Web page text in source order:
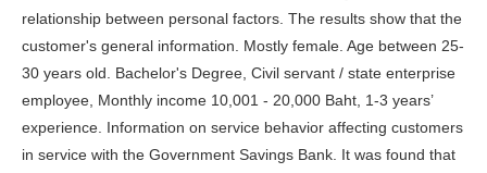
relationship between personal factors. The results show that the
customer's general information. Mostly female. Age between 25-
30 years old. Bachelor's Degree, Civil servant / state enterprise
employee, Monthly income 10,001 - 20,000 Baht, 1-3 years’
experience. Information on service behavior affecting customers
in service with the Government Savings Bank. It was found that